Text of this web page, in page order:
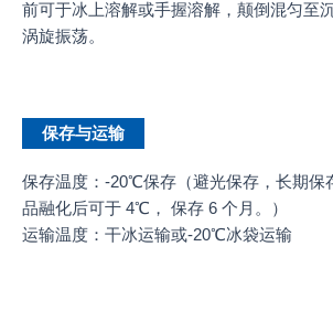
前可于冰上溶解或手握溶解，颠倒混匀至
涡旋振荡。
保存与运输
保存温度：-20℃保存（避光保存，长期
品融化后可于 4℃， 保存 6 个月。）
运输温度：干冰运输或-20℃冰袋运输